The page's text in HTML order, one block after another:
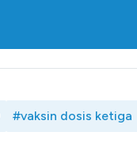
#vaksin dosis ketiga